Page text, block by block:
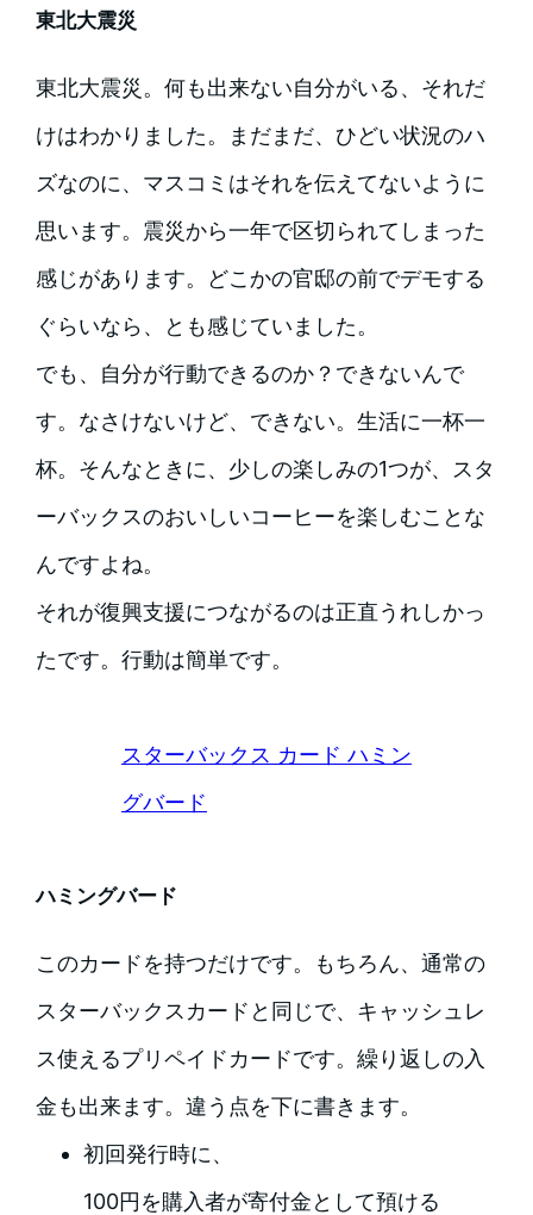
東北大震災
東北大震災。何も出来ない自分がいる、それだ
けはわかりました。まだまだ、ひどい状況のハ
ズなのに、マスコミはそれを伝えてないように
思います。震災から一年で区切られてしまった
感じがあります。どこかの官邸の前でデモする
ぐらいなら、とも感じていました。
でも、自分が行動できるのか？できないんで
す。なさけないけど、できない。生活に一杯一
杯。そんなときに、少しの楽しみの1つが、スタ
ーバックスのおいしいコーヒーを楽しむことな
んですよね。
それが復興支援につながるのは正直うれしかっ
たです。行動は簡単です。
スターバックス カード ハミン
グバード
ハミングバード
このカードを持つだけです。もちろん、通常の
スターバックスカードと同じで、キャッシュレ
ス使えるプリペイドカードです。繰り返しの入
金も出来ます。違う点を下に書きます。
初回発行時に、
100円を購入者が寄付金として預ける